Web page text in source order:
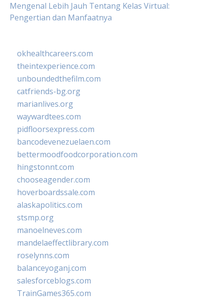
Mengenal Lebih Jauh Tentang Kelas Virtual:
Pengertian dan Manfaatnya
okhealthcareers.com
theintexperience.com
unboundedthefilm.com
catfriends-bg.org
marianlives.org
waywardtees.com
pidfloorsexpress.com
bancodevenezuelaen.com
bettermoodfoodcorporation.com
hingstonnt.com
chooseagender.com
hoverboardssale.com
alaskapolitics.com
stsmp.org
manoelneves.com
mandelaeffectlibrary.com
roselynns.com
balanceyoganj.com
salesforceblogs.com
TrainGames365.com